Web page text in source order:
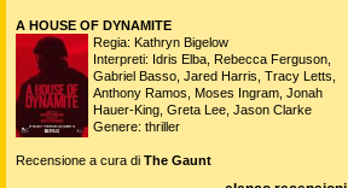
A HOUSE OF DYNAMITE
Regia: Kathryn Bigelow
Interpreti: Idris Elba, Rebecca Ferguson,
Gabriel Basso, Jared Harris, Tracy Letts,
Anthony Ramos, Moses Ingram, Jonah
Hauer-King, Greta Lee, Jason Clarke
Genere: thriller
Recensione a cura di The Gaunt